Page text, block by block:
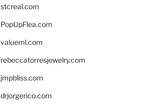
stcreal.com
PopUpFlea.com
valueml.com
rebeccatorresjewelry.com
jmpbliss.com
drjorgerico.com